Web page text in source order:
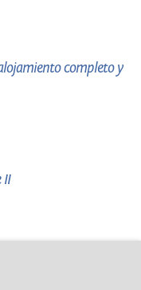
completo y
II